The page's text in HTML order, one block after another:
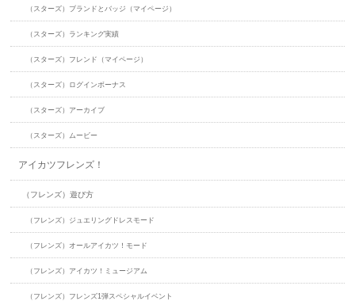
（スターズ）ブランドとバッジ（マイページ）
（スターズ）ランキング実績
（スターズ）フレンド（マイページ）
（スターズ）ログインボーナス
（スターズ）アーカイブ
（スターズ）ムービー
アイカツフレンズ！
（フレンズ）遊び方
（フレンズ）ジュエリングドレスモード
（フレンズ）オールアイカツ！モード
（フレンズ）アイカツ！ミュージアム
（フレンズ）フレンズ1弾スペシャルイベント